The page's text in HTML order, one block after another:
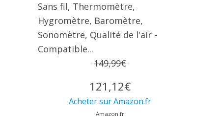
Sans fil, Thermomètre,
Hygromètre, Baromètre,
Sonomètre, Qualité de l'air -
Compatible...
149,99€
121,12€
Acheter sur Amazon.fr
Amazon.fr